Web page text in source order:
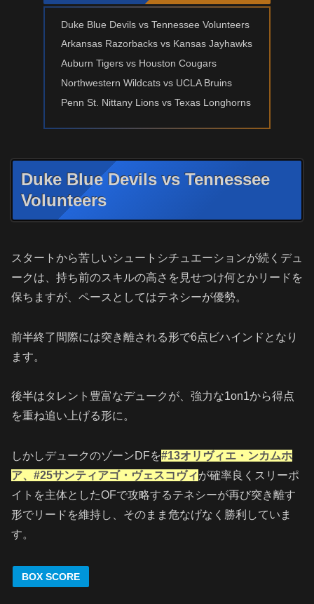
Duke Blue Devils vs Tennessee Volunteers
Arkansas Razorbacks vs Kansas Jayhawks
Auburn Tigers vs Houston Cougars
Northwestern Wildcats vs UCLA Bruins
Penn St. Nittany Lions vs Texas Longhorns
Duke Blue Devils vs Tennessee
Volunteers
スタートから苦しいシュートシチュエーションが続くデュ
ークは、持ち前のスキルの高さを見せつけ何とかリードを
保ちますが、ペースとしてはテネシーが優勢。
前半終了間際には突き離される形で6点ビハインドとなり
ます。
後半はタレント豊富なデュークが、強力な1on1から得点
を重ね追い上げる形に。
しかしデュークのゾーンDFを#13オリヴィエ・ンカムホ
ア、#25サンティアゴ・ヴェスコヴィが確率良くスリーポ
イトを主体としたOFで攻略するテネシーが再び突き離す
形でリードを維持し、そのまま危なげなく勝利していま
す。
BOX SCORE